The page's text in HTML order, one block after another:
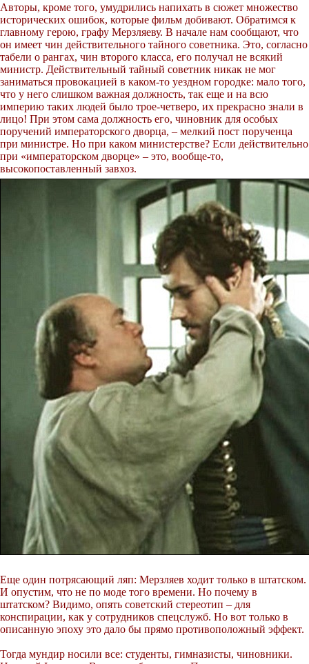
Авторы, кроме того, умудрились напихать в сюжет множество
исторических ошибок, которые фильм добивают. Обратимся к
главному герою, графу Мерзляеву. В начале нам сообщают, что
он имеет чин действительного тайного советника. Это, согласно
табели о рангах, чин второго класса, его получал не всякий
министр. Действительный тайный советник никак не мог
заниматься провокацией в каком-то уездном городке: мало того,
что у него слишком важная должность, так еще и на всю
империю таких людей было трое-четверо, их прекрасно знали в
лицо! При этом сама должность его, чиновник для особых
поручений императорского дворца, – мелкий пост порученца
при министре. Но при каком министерстве? Если действительно
при «императорском дворце» – это, вообще-то,
высокопоставленный завхоз.
Еще один потрясающий ляп: Мерзляев ходит только в штатском.
И опустим, что не по моде того времени. Но почему в
штатском? Видимо, опять советский стереотип – для
конспирации, как у сотрудников спецслужб. Но вот только в
описанную эпоху это дало бы прямо противоположный эффект.
Тогда мундир носили все: студенты, гимназисты, чиновники.